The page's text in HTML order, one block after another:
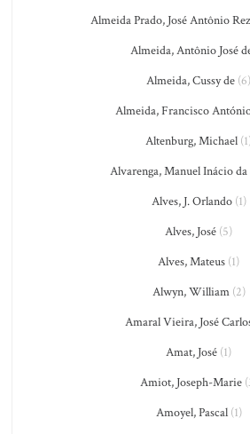
Almeida Prado, José Antônio
Almeida, Antônio José
Almeida, Cussy de (6)
Almeida, Francisco
Altenburg, Michael
Alvarenga, Manuel Inácio
Alves, J. Orlando(1)
Alves, José (5)
Alves, Mateus (1)
Alwyn, William(2)
Amaral Vieira, José
Amat, José (1)
Amiot, Joseph-Marie
Amoyel, Pascal(1)